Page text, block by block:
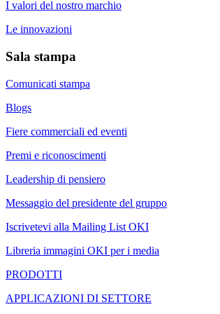
I valori del nostro marchio
Le innovazioni
Sala stampa
Comunicati stampa
Blogs
Fiere commerciali ed eventi
Premi e riconoscimenti
Leadership di pensiero
Messaggio del presidente del gruppo
Iscrivetevi alla Mailing List OKI
Libreria immagini OKI per i media
PRODOTTI
APPLICAZIONI DI SETTORE